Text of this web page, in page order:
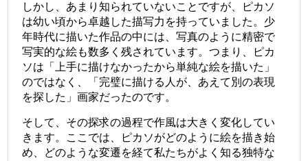
しかし、あまり知られていないことですが、ピカソ
は幼い頃から卓越した描写力を持っていました。少
年時代に描いた作品の中には、写真のように精密で
写実的な絵も数多く残されています。つまり、ピカ
ソは「上手に描けなかったから単純な絵を描いた」
のではなく、「完璧に描ける人が、あえて別の表現
を探した」画家だったのです。
そして、その探求の過程で作風は大きく変化してい
きます。ここでは、ピカソがどのように絵を描き始
め、どのような変遷を経て私たちがよく知る独特な